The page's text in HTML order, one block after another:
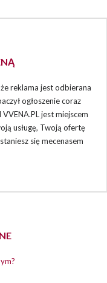
reklama jest odbierana
ogłoszenie coraz
jest miejscem
usługę, Twoją ofertę
się mecenasem